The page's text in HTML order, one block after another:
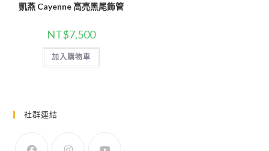
凱燕 Cayenne 高亮黑尾飾管
NT$7,500
加入購物車
社群連結